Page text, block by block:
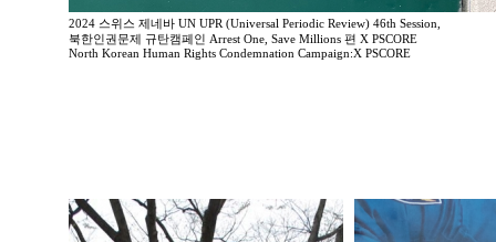
2024 스위스 제네바 UN UPR (Universal Periodic Review) 46th Session,
북한인권문제 규탄캠페인 Arrest One, Save Millions 편 X PSCORE
North Korean Human Rights Condemnation Campaign:X PSCORE